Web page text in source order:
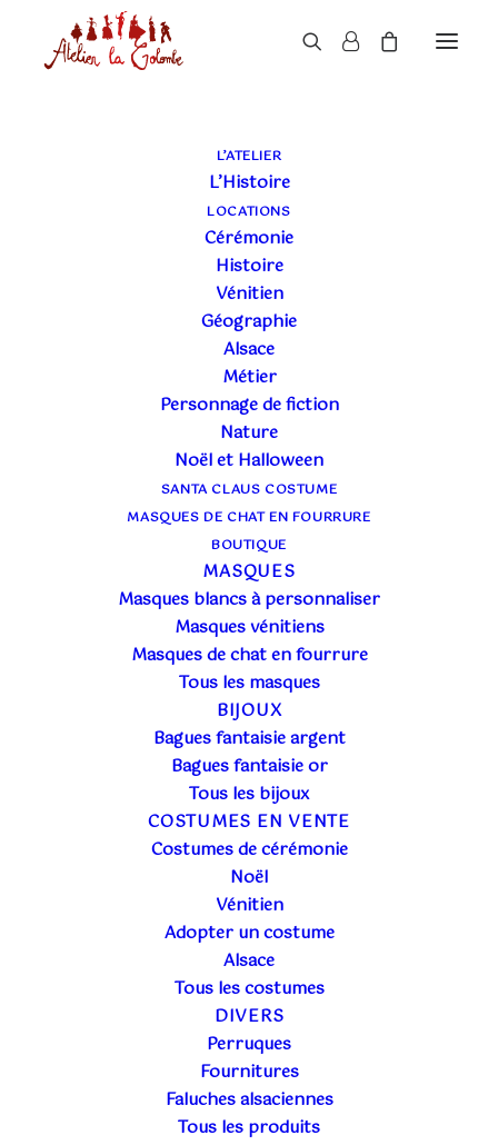
L’ATELIER
L’Histoire
LOCATIONS
Cérémonie
Histoire
Vénitien
Géographie
Alsace
Métier
Personnage de fiction
Nature
Noël et Halloween
SANTA CLAUS COSTUME
MASQUES DE CHAT EN FOURRURE
BOUTIQUE
MASQUES
Masques blancs à personnaliser
Masques vénitiens
Masques de chat en fourrure
Tous les masques
BIJOUX
Bagues fantaisie argent
Bagues fantaisie or
Tous les bijoux
COSTUMES EN VENTE
Costumes de cérémonie
Noël
Vénitien
Adopter un costume
Alsace
Tous les costumes
DIVERS
Perruques
Fournitures
Faluches alsaciennes
Tous les produits
PIRATE HOMME
NOIR ET BORDEAUX
120,00€Plage
TTC